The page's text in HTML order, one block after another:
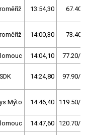
13:54,30 67.40/
14:00,30 73.40/
14:04,10 77.20/
14:24,80 97.90/
14:46,40 119.50/
14:47,60 120.70/